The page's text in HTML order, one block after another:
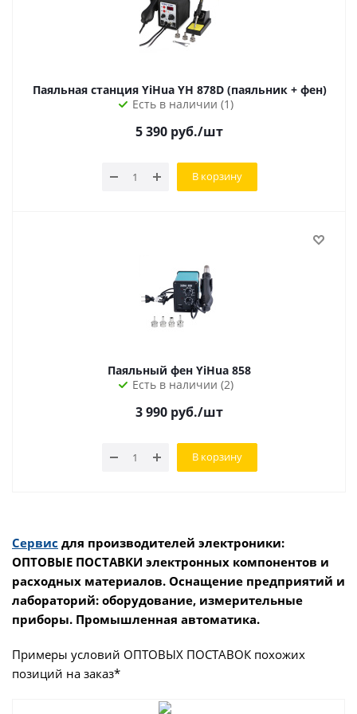
Паяльная станция YiHua YH 878D (паяльник + фен)
Есть в наличии (1)
5 390 руб./шт
В корзину
Паяльный фен YiHua 858
Есть в наличии (2)
3 990 руб./шт
В корзину
Сервис для производителей электроники:
ОПТОВЫЕ ПОСТАВКИ электронных компонентов и
расходных материалов. Оснащение предприятий и
лабораторий: оборудование, измерительные
приборы. Промышленная автоматика.
Примеры условий ОПТОВЫХ ПОСТАВОК похожих
позиций на заказ*